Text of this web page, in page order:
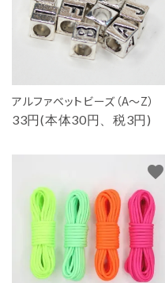
アルファベットビーズ（A～Z）
33円(本体30円、税3円)
favorite